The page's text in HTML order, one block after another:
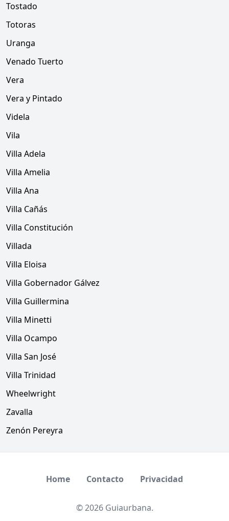
Tostado
Totoras
Uranga
Venado Tuerto
Vera
Vera y Pintado
Videla
Vila
Villa Adela
Villa Amelia
Villa Ana
Villa Cañás
Villa Constitución
Villada
Villa Eloisa
Villa Gobernador Gálvez
Villa Guillermina
Villa Minetti
Villa Ocampo
Villa San José
Villa Trinidad
Wheelwright
Zavalla
Zenón Pereyra
Home Contacto Privacidad
© 2026 Guiaurbana.